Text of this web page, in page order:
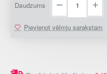
Daudzums
Pievienot vēlmju sarakstam